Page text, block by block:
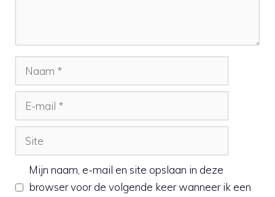
Naam
mail
Site
Mijn naam, e-mail en site opslaan in deze
browser voor de volgende keer wanneer ik een